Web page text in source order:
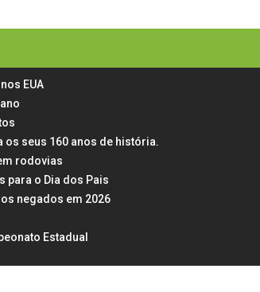
EUA
seus 160 anos de história.
rodovias
para o Dia dos Pais
negados em 2026
Estadual